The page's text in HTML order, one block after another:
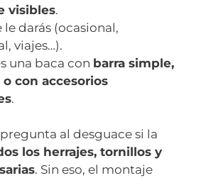
visibles.
le darás (ocasional,
viajes…).
una baca con barra simple,
con accesorios
.
al desguace si la
los herrajes, tornillos y
. Sin eso, el montaje